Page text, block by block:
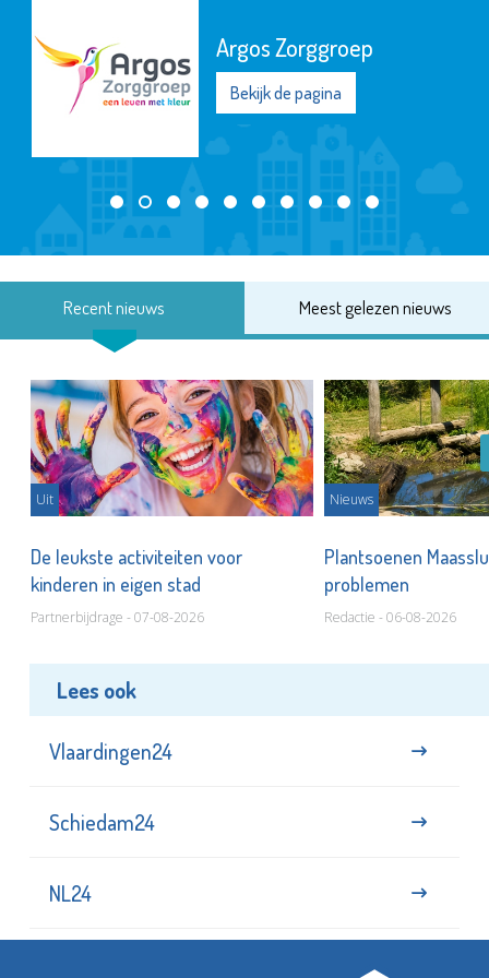
Argos Zorggroep
Bekijk de pagina
Recent nieuws Meest gelezen nieuws
Uit
De leukste activiteiten voor
kinderen in eigen stad
Partnerbijdrage - 07-08-2026
Nieuws
Plantsoenen
problemen
Redactie - 06-08-2026
Lees ook
Vlaardingen24
Schiedam24
NL24